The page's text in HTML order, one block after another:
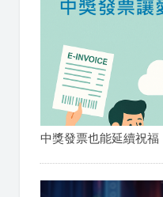
中獎發票也能延續祝福